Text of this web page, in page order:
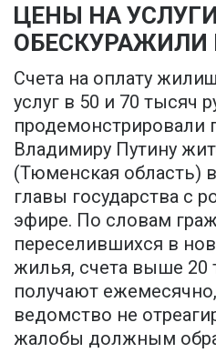
ЦЕНЫ НА
ОБЕСКУРАЖИЛИ
Счета на оплату
услуг в 50 и 70 тысяч
продемонстрировали
Владимиру Путину
(Тюменская область)
главы государства с
эфире. По словам
переселившихся в
жилья, счета выше 20
получают
ведомство не
жалобы должным